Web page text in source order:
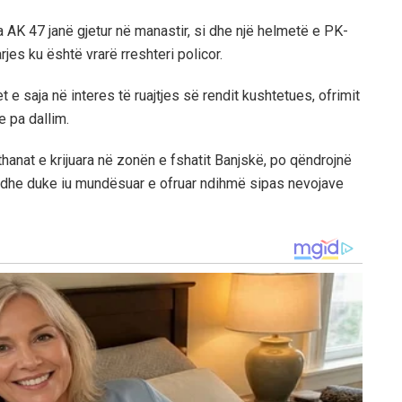
47 janë gjetur në manastir, si dhe një helmetë e PK-
ku është vrarë rreshteri policor.
e saja në interes të ruajtjes së rendit kushtetues, ofrimit
pa dallim.
e krijuara në zonën e fshatit Banjskë, po qëndrojnë
duke iu mundësuar e ofruar ndihmë sipas nevojave